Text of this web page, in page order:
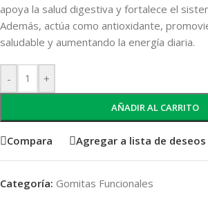
apoya la salud digestiva y fortalece el
Además, actúa como antioxidante,
saludable y aumentando la energía diaria.
- +
AÑADIR AL CARRITO
Compara Agregar a lista de deseos
Categoría: Gomitas Funcionales